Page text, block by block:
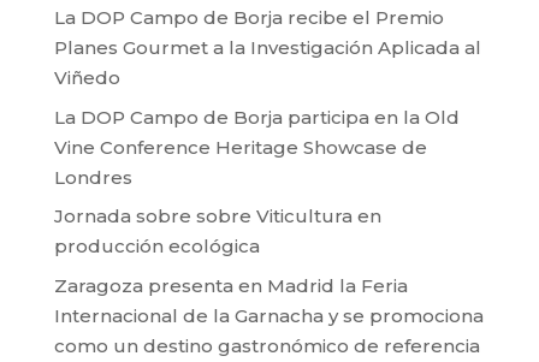
La DOP Campo de Borja recibe el Premio
Planes Gourmet a la Investigación Aplicada al
Viñedo
La DOP Campo de Borja participa en la Old
Vine Conference Heritage Showcase de
Londres
Jornada sobre sobre Viticultura en
producción ecológica
Zaragoza presenta en Madrid la Feria
Internacional de la Garnacha y se promociona
como un destino gastronómico de referencia